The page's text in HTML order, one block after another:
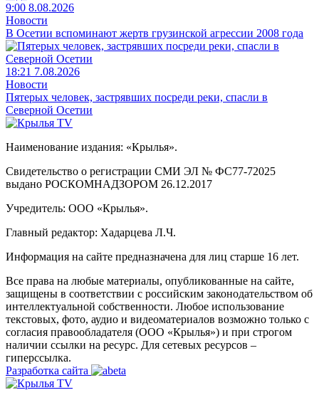
9:00 8.08.2026
Новости
В Осетии вспоминают жертв грузинской агрессии 2008 года
18:21 7.08.2026
Новости
Пятерых человек, застрявших посреди реки, спасли в
Северной Осетии
Наименование издания: «Крылья».
Свидетельство о регистрации СМИ ЭЛ № ФС77-72025
выдано РОСКОМНАДЗОРОМ 26.12.2017
Учредитель: ООО «Крылья».
Главный редактор: Хадарцева Л.Ч.
Информация на сайте предназначена для лиц старше 16 лет.
Все права на любые материалы, опубликованные на сайте,
защищены в соответствии с российским законодательством об
интеллектуальной собственности. Любое использование
текстовых, фото, аудио и видеоматериалов возможно только с
согласия правообладателя (ООО «Крылья») и при строгом
наличии ссылки на ресурс. Для сетевых ресурсов –
гиперссылка.
Разработка сайта